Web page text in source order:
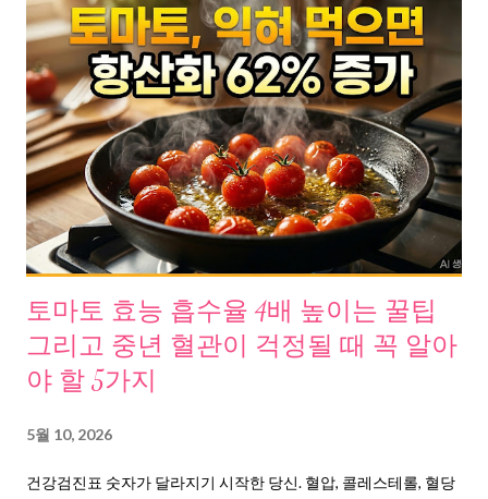
만, 심혈관질환은 30일 안에 결정된다. 아니, 어떤 경우에는 단 몇
분이다. 질병관리청 주간 건강과 질병 보고서에 의하면 2022년 심
장질환 사망률은 인구 10만 명당 65.8명 으로 해마다 증가 추세다.
이 숫자 안에 누군가의 아버지가 있고, 남편이 있고, 아내가 있다.
그 심장이 왜 멈추는가, 원인을 들여다봤다 심혈관질환의 주요 원
인은 명확하다. 서울대학교 의학연구 자료에 따르면, 고혈압, 이상
지질혈증, 당뇨병, 비만은 모두 잘못된 생활습관에서 시작 된다. 흡
연, 운동 부족, 과도한 나트륨 섭취, 스트레스까지. 대한내과학회지
에 발표된 논문은 이렇게 정리한다. “건강한 생활습관은 심혈관 질
환 예방에 결정적이며, 유산소 운동의 강도와 만성 질환 발생률은
반비례한다.” 미국심장협회(AHA)가 내놓은 수치가 하나 있다. 심
혈관질환의 80%는 예방 가능하다. 클리블랜드 클리닉은 여기서
한발 더 나가 “90%가 식단, 운동, 금연으로 예방 가능” 하다고 발표
로 그 위기를 겪어본 사람들의 이야기 개그맨 이경규 씨는 2013년
토마토 효능 흡수율 4배 높이는 꿀팁
그리고 중년 혈관이 걱정될 때 꼭 알아
야 할 5가지
5월 10, 2026
건강검진표 숫자가 달라지기 시작한 당신. 혈압, 콜레스테롤, 혈당